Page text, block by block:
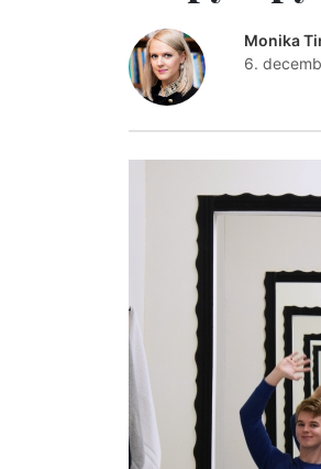
Monika
6.